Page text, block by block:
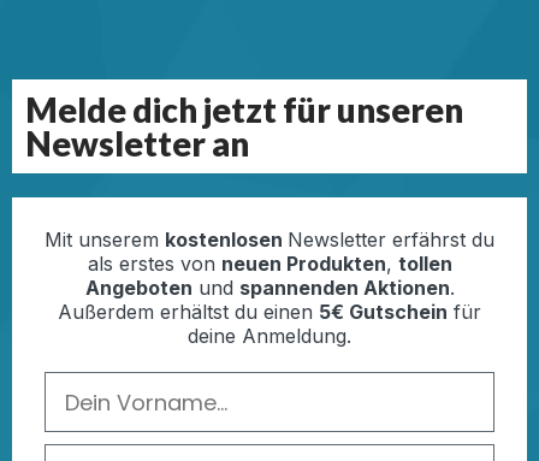
Melde dich jetzt für unseren
Newsletter an
Mit unserem kostenlosen Newsletter erfährst du
als erstes von neuen Produkten, tollen
Angeboten und spannenden Aktionen.
Außerdem erhältst du einen 5€ Gutschein für
deine Anmeldung.